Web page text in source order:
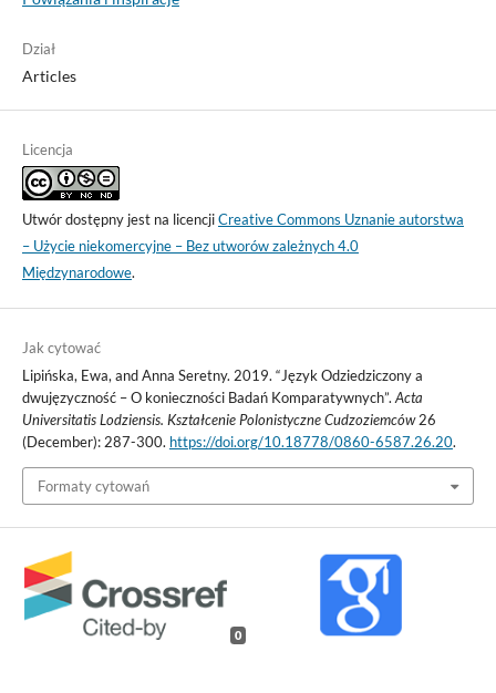
Dział
Articles
Licencja
Utwór dostępny jest na licencjiCreative Commons Uznanie autorstwa
– Użycie niekomercyjne – Bez utworów zależnych 4.0
Międzynarodowe.
Jak cytować
Lipińska, Ewa, and Anna Seretny. 2019. “Język Odziedziczony a
dwujęzyczność – O konieczności Badań Komparatywnych”. Acta
Universitatis Lodziensis. Kształcenie Polonistyczne Cudzoziemców26
(December): 287-300. https://doi.org/10.18778/0860-6587.26.20.
Formaty cytowań
0